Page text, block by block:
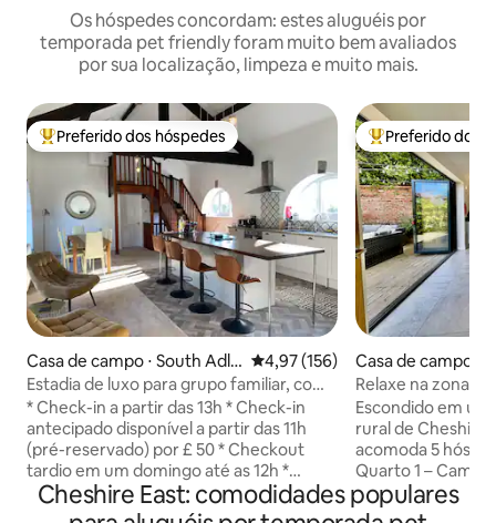
Os hóspedes concordam: estes aluguéis por
temporada pet friendly foram muito bem avaliados
por sua localização, limpeza e muito mais.
Entre os melhores preferidos dos hóspedes
Preferido dos hóspedes
Casa de campo ⋅ South Adli
ngton
4,97 de uma avaliação média de
4,97 (156)
Estadia de luxo para grupo familiar, com
varanda privativa
* Check-in a partir das 13h * Check-in
antecipado disponível a partir das 11h
(pré-reservado) por £ 50 * Checkout
tardio em um domingo até as 12h *
Carregamento de veículos elétricos
(com reserva prévia): £ 20 * Perfeita para
Entre os
Preferido dos
Casa de campo ⋅
West and Chester
Relaxe na zona
Escondido em
rural de
acomoda 5
Quarto 1 – Cama
Super-rei ou twin
solteiro No andar de cima, há um
Cheshire East: comodidades populares